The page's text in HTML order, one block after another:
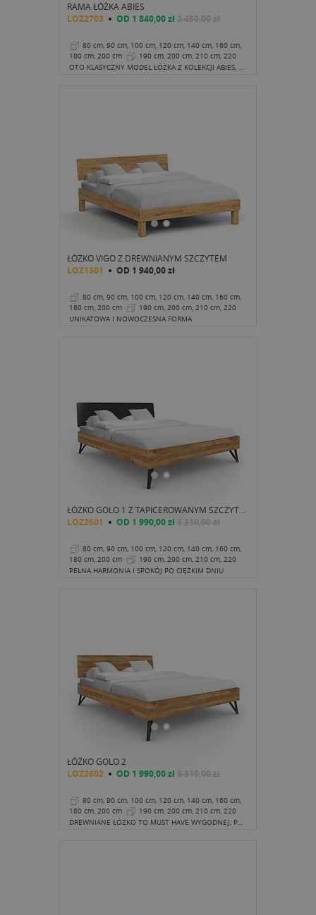
RAMA ŁÓŻKA ABIES
LOZ2703 OD 1 840,00 zł2 450,00 zł
80 cm, 90 cm, 100 cm, 120 cm, 140 cm, 160 cm,
180 cm, 200 cm
190 cm, 200 cm, 210 cm, 220
cm
38 cm OTO KLASYCZNY MODEL ŁÓŻKA Z KOLEKCJI ABIES, KTÓRY W SPOSÓB ZUPEŁNIE "NIEKLASYCZNY" ZWRÓCI NA SIEBIE TWOJĄ UWAGĘ.
ŁÓŻKO VIGO Z DREWNIANYM SZCZYTEM
LOZ1301 OD 1 940,00 zł
80 cm, 90 cm, 100 cm, 120 cm, 140 cm, 160 cm,
180 cm, 200 cm
190 cm, 200 cm, 210 cm, 220
cm
37 cm
UNIKATOWA I NOWOCZESNA FORMA
LOZ2601 OD 1 990,00 zł 3 310,00 zł
80 cm, 90 cm, 100 cm, 120 cm, 140 cm, 160 cm,
180 cm, 200 cm
190 cm, 200 cm, 210 cm, 220
cm
38 cm
PEŁNA HARMONIA I SPOKÓJ PO CIĘŻKIM DNIU
ŁÓŻKO GOLO 2
LOZ2602 OD 1 990,00 zł 3 310,00 zł
80 cm, 90 cm, 100 cm, 120 cm, 140 cm, 160 cm,
180 cm, 200 cm
190 cm, 200 cm, 210 cm, 220
cm
38 cm DREWNIANE ŁÓŻKO TO MUST HAVE WYGODNEJ, PRZYTULNEJ SYPIALNI